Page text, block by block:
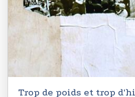
Trop de poids et trop